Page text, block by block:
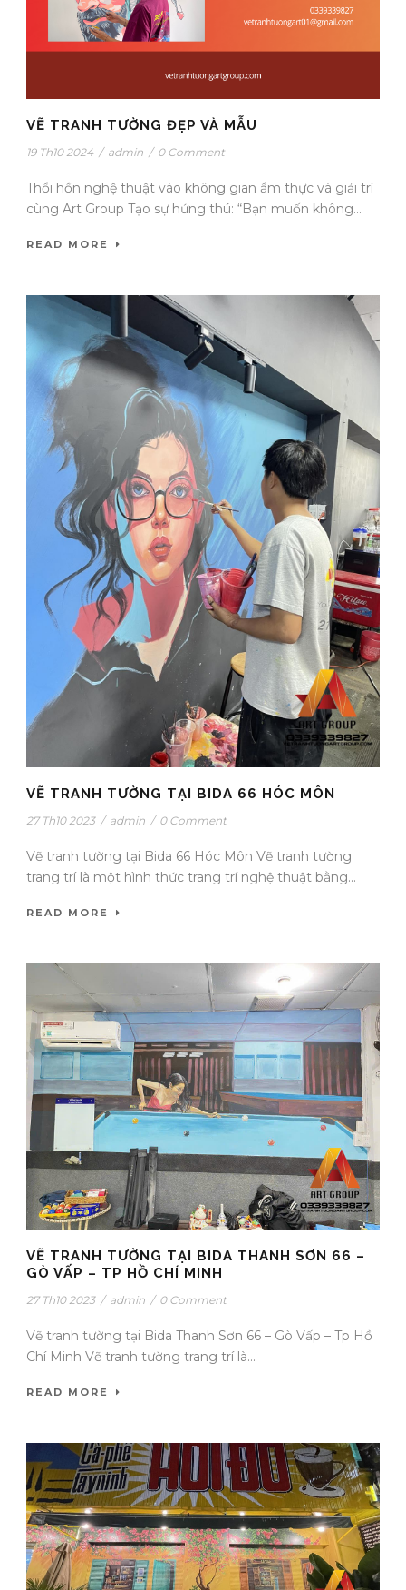
VẼ TRANH TƯỜNG ĐẸP VÀ MẪU
19 Th10 2024 / admin / 0 Comment
Thổi hồn nghệ thuật vào không gian ẩm thực và giải trí
cùng Art Group Tạo sự hứng thú: “Bạn muốn không...
READ MORE
VẼ TRANH TƯỜNG TẠI BIDA 66 HÓC MÔN
27 Th10 2023 / admin / 0 Comment
Vẽ tranh tường tại Bida 66 Hóc Môn Vẽ tranh tường
trang trí là một hình thức trang trí nghệ thuật bằng...
READ MORE
VẼ TRANH TƯỜNG TẠI BIDA THANH SƠN 66 –
GÒ VẤP – TP HỒ CHÍ MINH
27 Th10 2023 / admin / 0 Comment
Vẽ tranh tường tại Bida Thanh Sơn 66 – Gò Vấp – Tp Hồ
Chí Minh Vẽ tranh tường trang trí là...
READ MORE